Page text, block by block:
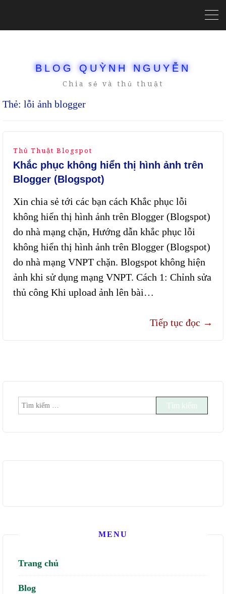
BLOG QUỲNH NGUYỄN
Chia sẻ và thủ thuật
Thẻ: lỗi ảnh blogger
Thủ Thuật Blogspot
Khắc phục không hiển thị hình ảnh trên
Blogger (Blogspot)
Xin chia sẻ tới các bạn cách Khắc phục lỗi
không hiển thị hình ảnh trên Blogger (Blogspot)
do nhà mạng chặn, Hướng dẫn khắc phục lỗi
không hiển thị hình ảnh trên Blogger (Blogspot)
do nhà mạng VNPT chặn. Blogspot không hiện
ảnh khi sử dụng mạng VNPT. Cách 1: Chỉnh sửa
thủ công Khi upload ảnh lên bài…
Tiếp tục đọc →
Tìm
MENU
Trang chủ
Blog